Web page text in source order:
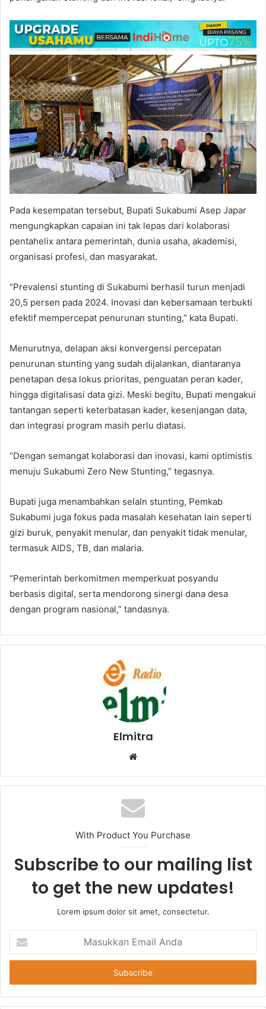
Pada kesempatan tersebut, Bupati Sukabumi Asep Japar
mengungkapkan capaian ini tak lepas dari kolaborasi
pentahelix antara pemerintah, dunia usaha, akademisi,
organisasi profesi, dan masyarakat.
“Prevalensi stunting di Sukabumi berhasil turun menjadi
20,5 persen pada 2024. Inovasi dan kebersamaan terbukti
efektif mempercepat penurunan stunting,” kata Bupati.
Menurutnya, delapan aksi konvergensi percepatan
penurunan stunting yang sudah dijalankan, diantaranya
penetapan desa lokus prioritas, penguatan peran kader,
hingga digitalisasi data gizi. Meski begitu, Bupati mengakui
tantangan seperti keterbatasan kader, kesenjangan data,
dan integrasi program masih perlu diatasi.
“Dengan semangat kolaborasi dan inovasi, kami optimistis
menuju Sukabumi Zero New Stunting,” tegasnya.
Bupati juga menambahkan selaIn stunting, Pemkab
Sukabumi juga fokus pada masalah kesehatan lain seperti
gizi buruk, penyakit menular, dan penyakit tidak menular,
termasuk AIDS, TB, dan malaria.
“Pemerintah berkomitmen memperkuat posyandu
berbasis digital, serta mendorong sinergi dana desa
dengan program nasional,” tandasnya.
Elmitra
Website
With Product You Purchase
Subscribe to our mailing list
to get the new updates!
Lorem ipsum dolor sit amet, consectetur.
Email
Anda